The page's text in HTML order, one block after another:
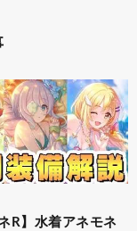
R】水着アネモネ